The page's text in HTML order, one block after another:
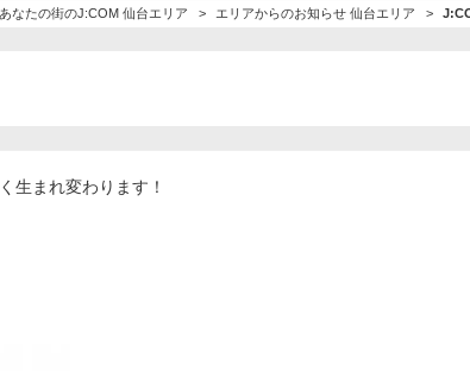
今日・明日のおすすめ
加入者優待
あなたの街のJ:COM 仙台エリア エリアからのお知らせ 仙台エリア
生まれ変わります！